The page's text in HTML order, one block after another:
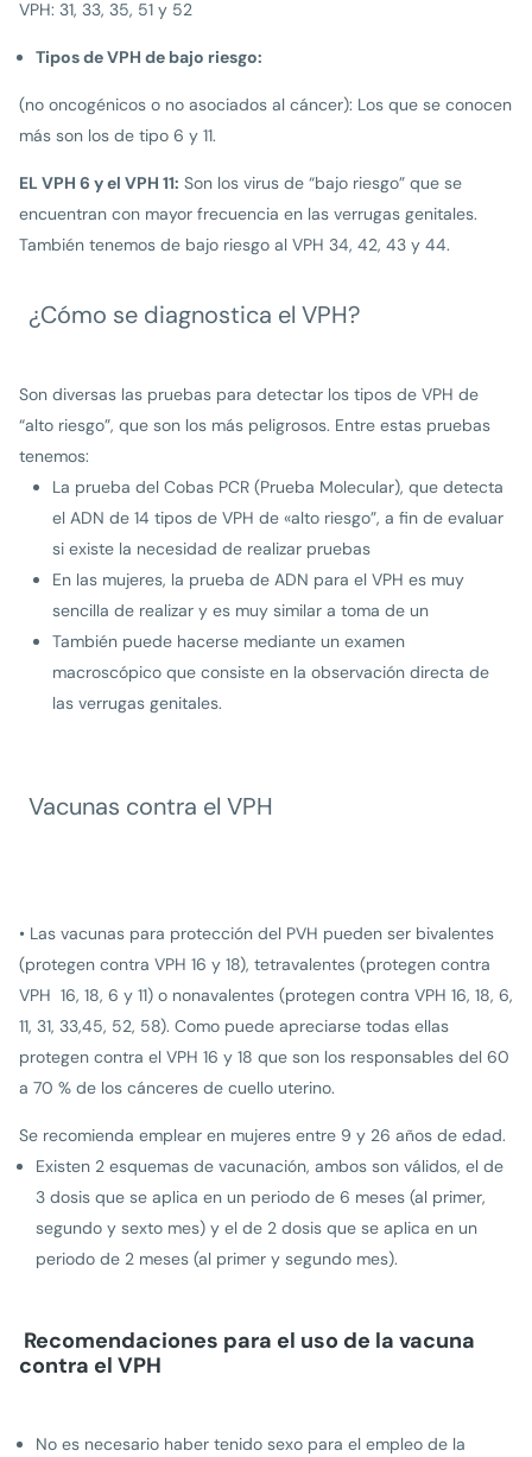
VPH: 31, 33, 35, 51 y 52
Tipos de VPH de bajo riesgo:
(no oncogénicos o no asociados al cáncer): Los que se conocen
más son los de tipo 6 y 11.
EL VPH 6 y el VPH 11: Son los virus de “bajo riesgo” que se
encuentran con mayor frecuencia en las verrugas genitales.
También tenemos de bajo riesgo al VPH 34, 42, 43 y 44.
¿Cómo se diagnostica el VPH?
Son diversas las pruebas para detectar los tipos de VPH de
“alto riesgo”, que son los más peligrosos. Entre estas pruebas
tenemos:
La prueba del Cobas PCR (Prueba Molecular), que detecta
el ADN de 14 tipos de VPH de «alto riesgo”, a fin de evaluar
si existe la necesidad de realizar pruebas
En las mujeres, la prueba de ADN para el VPH es muy
sencilla de realizar y es muy similar a toma de un
También puede hacerse mediante un examen
macroscópico que consiste en la observación directa de
las verrugas genitales.
Vacunas contra el VPH
• Las vacunas para protección del PVH pueden ser bivalentes
(protegen contra VPH 16 y 18), tetravalentes (protegen contra
VPH 16, 18, 6 y 11) o nonavalentes (protegen contra VPH 16, 18, 6,
11, 31, 33,45, 52, 58). Como puede apreciarse todas ellas
protegen contra el VPH 16 y 18 que son los responsables del 60
a 70 % de los cánceres de cuello uterino.
Se recomienda emplear en mujeres entre 9 y 26 años de edad.
Existen 2 esquemas de vacunación, ambos son válidos, el de
3 dosis que se aplica en un periodo de 6 meses (al primer,
segundo y sexto mes) y el de 2 dosis que se aplica en un
periodo de 2 meses (al primer y segundo mes).
Recomendaciones para el uso de la vacuna
contra el VPH
No es necesario haber tenido sexo para el empleo de la